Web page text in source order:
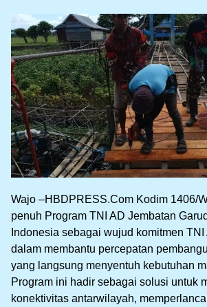
Wajo –HBDPRESS.Com Kodim 1406/
penuh Program TNI AD Jembatan
Indonesia sebagai wujud komitmen
dalam membantu percepatan
yang langsung menyentuh kebutuhan
Program ini hadir sebagai solusi untuk
konektivitas antarwilayah,